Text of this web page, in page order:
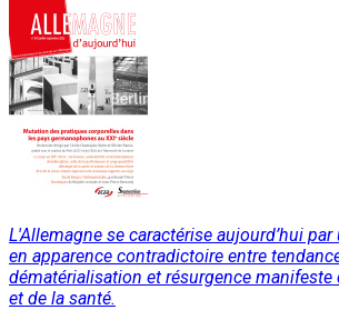
L'Allemagne se caractérise aujourd’hui
en apparence contradictoire entre
dématérialisation et résurgence
et de la santé.